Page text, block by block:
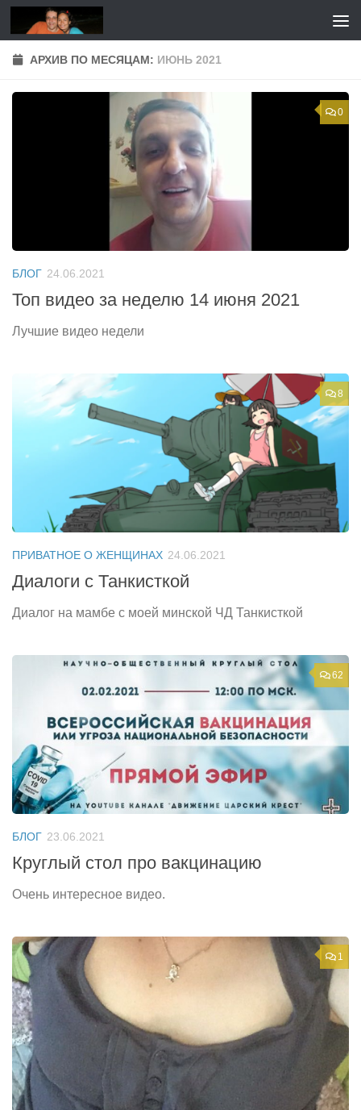
Перейти к содержимому
АРХИВ ПО МЕСЯЦАМ: ИЮНЬ 2021
0
БЛОГ 24.06.2021
Топ видео за неделю 14 июня 2021
Лучшие видео недели
8
ПРИВАТНОЕ О ЖЕНЩИНАХ 24.06.2021
Диалоги с Танкисткой
Диалог на мамбе с моей минской ЧД Танкисткой
62
БЛОГ 23.06.2021
Круглый стол про вакцинацию
Очень интересное видео.
1